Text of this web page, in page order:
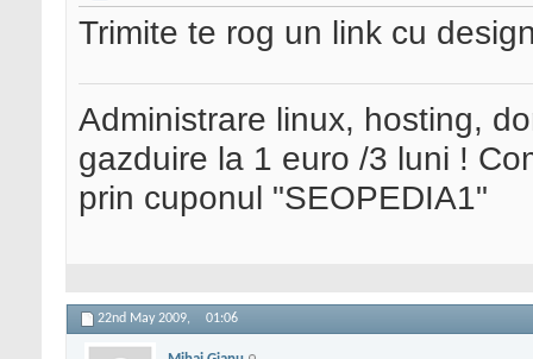
Trimite te rog un link cu
Administrare linux, hosting,
gazduire la 1 euro /3 luni !
prin cuponul "SEOPEDIA1"
22nd May 2009, 01:06